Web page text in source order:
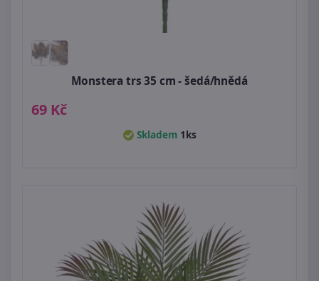
Monstera trs 35 cm - šedá/hnědá
69 Kč
Skladem 1ks